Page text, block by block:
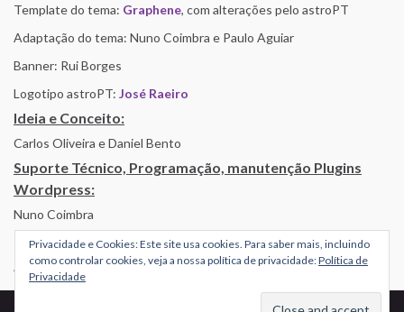
Template do tema: Graphene, com alterações pelo astroPT
Adaptação do tema: Nuno Coimbra e Paulo Aguiar
Banner: Rui Borges
Logotipo astroPT: José Raeiro
Ideia e Conceito:
Carlos Oliveira e Daniel Bento
Suporte Técnico, Programação, manutenção Plugins
Wordpress:
Nuno Coimbra
Alojamento por Simbiose
Privacidade e Cookies: Este site usa cookies. Para saber mais, incluindo
como controlar cookies, veja a nossa política de privacidade:Política de
Privacidade